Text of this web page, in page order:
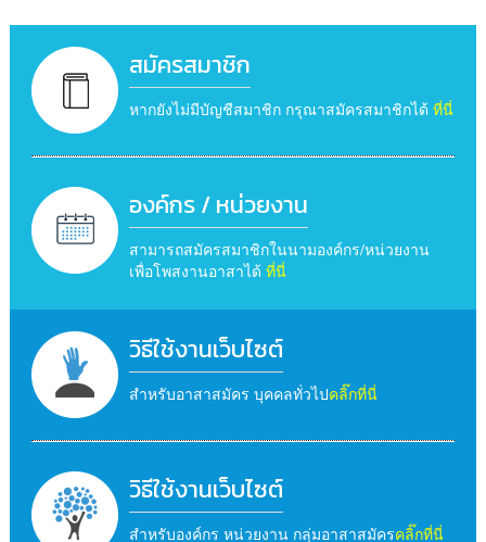
สมัครสมาชิก
หากยังไม่มีบัญชีสมาชิก กรุณาสมัครสมาชิกได้ ที่นี่
องค์กร / หน่วยงาน
สามารถสมัครสมาชิกในนามองค์กร/หน่วยงาน
เพื่อโพสงานอาสาได้ ที่นี่
วิธีใช้งานเว็บไซต์
สำหรับอาสาสมัคร บุคคลทั่วไปคลิ๊กที่นี่
วิธีใช้งานเว็บไซต์
สำหรับองค์กร หน่วยงาน กลุ่มอาสาสมัครคลิ๊กที่นี่